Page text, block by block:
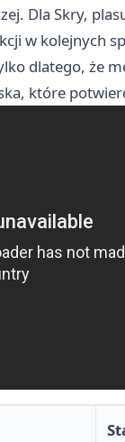
Dla Skry,
w kolejnych
dlatego, że
które